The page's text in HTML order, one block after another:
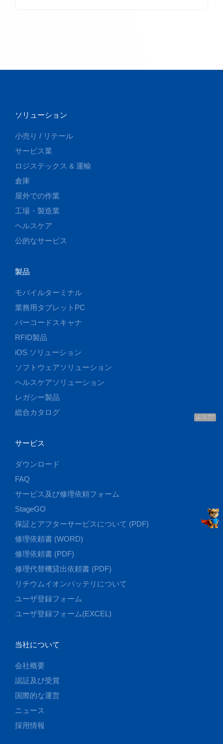
こんにちは、UUです
お話ししましょう！
ソリューション
小売り / リテール
サービス業
ロジステックス & 運輸
倉庫
屋外での作業
工場・製造業
ヘルスケア
公的なサービス
製品
モバイルターミナル
業務用タブレットPC
バーコードスキャナ
RFID製品
iOS ソリューション
ソフトウェアソリューション
ヘルスケアソリューション
レガシー製品
総合カタログ
サービス
ダウンロード
FAQ
サービス及び修理依頼フォーム
StageGO
保証とアフターサービスについて (PDF)
修理依頼書 (WORD)
修理依頼書 (PDF)
修理代替機貸出依頼書 (PDF)
リチウムイオンバッテリについて
ユーザ登録フォーム
ユーザ登録フォーム(EXCEL)
当社について
会社概要
認証及び受賞
国際的な運営
ニュース
採用情報